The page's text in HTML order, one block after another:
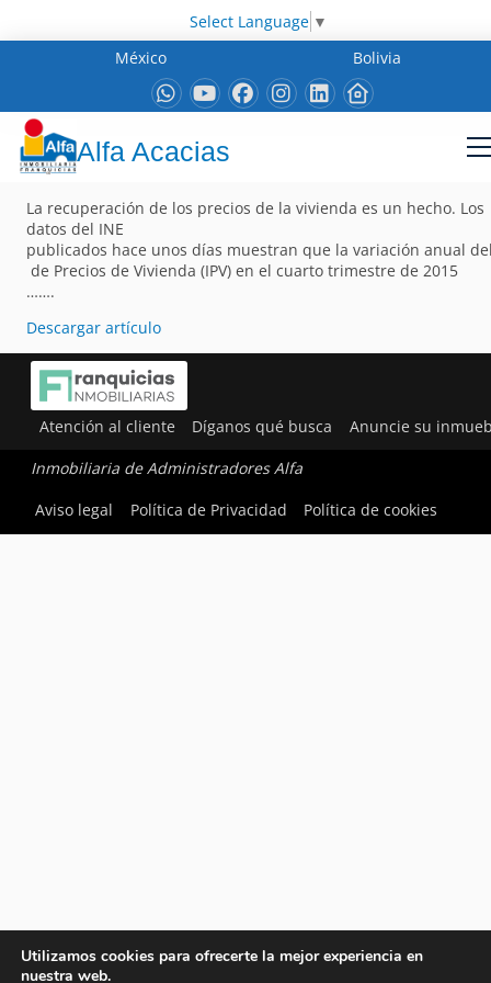
Select Language ▼
México
Bolivia
Alfa Acacias
La recuperación de los precios de la vivienda es un hecho. Los
datos del INE
publicados hace unos días muestran que la variación anual
de Precios de Vivienda (IPV) en el cuarto trimestre de 2015
…….
Descargar artículo
Atención al cliente Díganos qué busca Anuncie su
Inmobiliaria de Administradores Alfa
Aviso legal
Política de Privacidad Política de cookies
Utilizamos cookies para ofrecerte la mejor experiencia en
nuestra web.